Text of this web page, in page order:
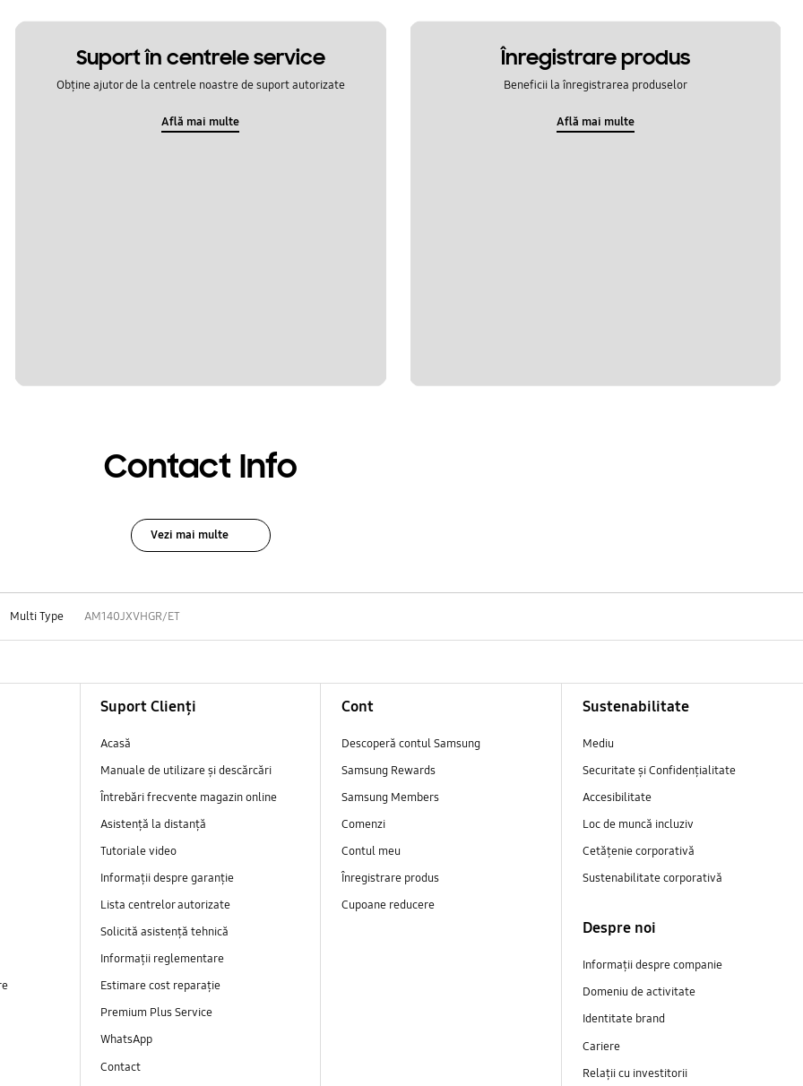
Suport în centrele service
Obține ajutor de la centrele noastre de suport autorizate
Află mai multe
Înregistrare produs
Beneficii la înregistrarea produselor
Află mai multe
Contact Info
Vezi mai multe
Multi Type AM140JXVHGR/ET
Suport Clienți
Acasă
Manuale de utilizare și descărcări
Întrebări frecvente magazin online
Asistență la distanță
Tutoriale video
Informații despre garanție
Lista centrelor autorizate
Solicită asistență tehnică
Informații reglementare
Estimare cost reparație
Premium Plus Service
WhatsApp
Contact
Cont
Descoperă contul Samsung
Samsung Rewards
Samsung Members
Comenzi
Contul meu
Înregistrare produs
Cupoane reducere
Sustenabilitate
Mediu
Securitate și Confidențialitate
Accesibilitate
Loc de muncă incluziv
Cetățenie corporativă
Sustenabilitate corporativă
Despre noi
Informații despre companie
Domeniu de activitate
Identitate brand
Cariere
Relații cu investitorii